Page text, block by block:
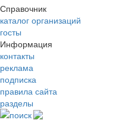
Справочник
каталог организаций
госты
Информация
контакты
реклама
подписка
правила сайта
разделы
поиск